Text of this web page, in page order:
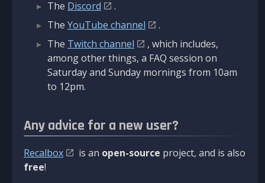
The Discord
.
The YouTube channel
.
The Twitch channel
, which includes,
among other things, a FAQ session on
Saturday and Sunday mornings from 10am
to 12pm.
Any advice for a new user?
Recalbox is an open-source project, and is also
free!